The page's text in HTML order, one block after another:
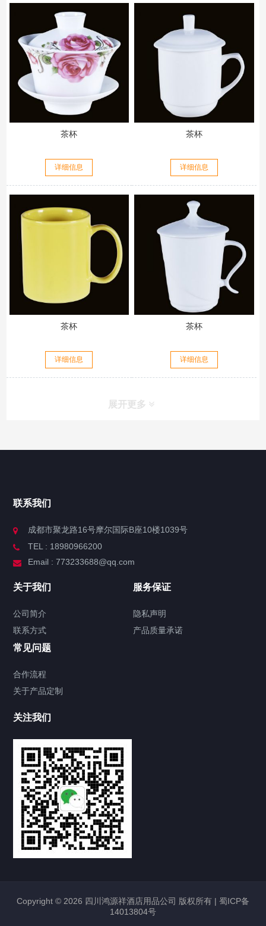
茶杯
详细信息
茶杯
详细信息
茶杯
详细信息
茶杯
详细信息
展开更多
联系我们
成都市聚龙路16号摩尔国际B座10楼1039号
TEL : 18980966200
Email : 773233688@qq.com
关于我们
公司简介
联系方式
服务保证
隐私声明
产品质量承诺
常见问题
合作流程
关于产品定制
关注我们
Copyright © 2026 四川鸿源祥酒店用品公司 版权所有 | 蜀ICP备
14013804号